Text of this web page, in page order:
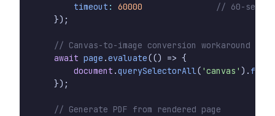
timeout :
60000
});
await page .evaluate(() => {
document .querySelectorAll( 'canvas' ).
});